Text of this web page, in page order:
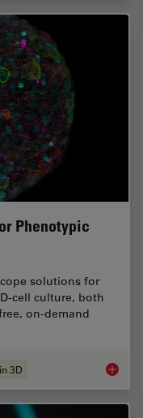
Phenotypic
solutions for
cell culture, both
on-demand
3D